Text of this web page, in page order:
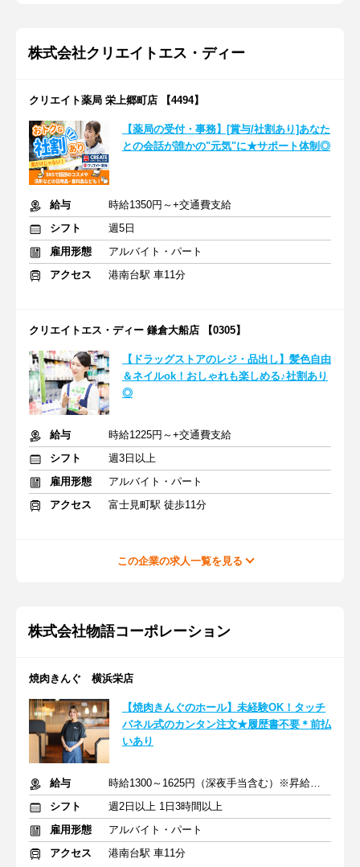
株式会社クリエイトエス・ディー
クリエイト薬局 栄上郷町店 【4494】
【薬局の受付・事務】[賞与/社割あり]あなた
との会話が誰かの"元気"に★サポート体制◎
給与
時給1350円～+交通費支給
シフト
週5日
雇用形態
アルバイト・パート
アクセス
港南台駅 車11分
クリエイトエス・ディー 鎌倉大船店 【0305】
【ドラッグストアのレジ・品出し】髪色自由
＆ネイルok！おしゃれも楽しめる♪社割あり
◎
給与
時給1225円～+交通費支給
シフト
週3日以上
雇用形態
アルバイト・パート
アクセス
富士見町駅 徒歩11分
この企業の求人一覧を見る
株式会社物語コーポレーション
焼肉きんぐ 横浜栄店
【焼肉きんぐのホール】未経験OK！タッチ
パネル式のカンタン注文★履歴書不要＊前払
いあり
給与
時給1300～1625円（深夜手当含む）※昇給は随時あり
シフト
週2日以上 1日3時間以上
雇用形態
アルバイト・パート
アクセス
港南台駅 車11分